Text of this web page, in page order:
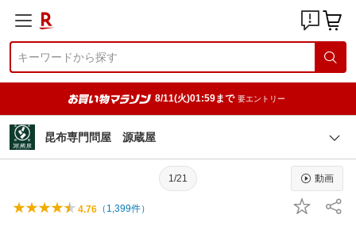
8/11(火)01:59まで 要エントリー
昆布専門問屋 源蔵屋
1/21 動画
4.76 （ 1,399件）